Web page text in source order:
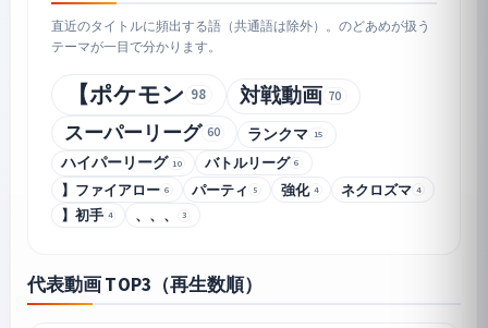
直近のタイトルに頻出する語（共通語は除外）。のどあめが扱う
テーマが一目で分かります。
【ポケモン 98 対戦動画 70
スーパーリーグ 60 ランクマ 15
ハイパーリーグ 10 バトルリーグ 6
】ファイアロー 6 パーティ 5 強化 4 ネクロズマ 4
】初手 4 、、、 3
代表動画 TOP3（再生数順）